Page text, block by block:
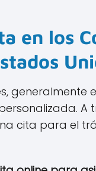
en los
generalmente
cita para el